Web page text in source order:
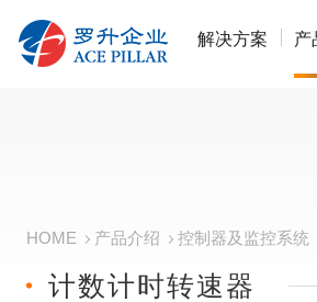
解决方案 产
HOME 产品介绍 控制器及监控系统
计数计时转速器